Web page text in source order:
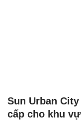
Sun Urban
cấp cho khu